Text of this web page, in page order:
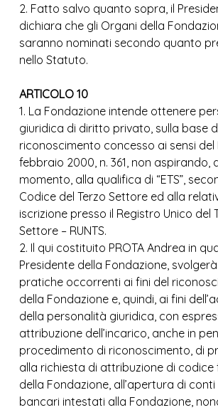
2. Fatto salvo quanto sopra, il
dichiara che gli Organi della
saranno nominati secondo quanto
nello Statuto.
ARTICOLO 10
1. La Fondazione intende ottenere
giuridica di diritto privato, sulla base
riconoscimento concesso ai sensi del
febbraio 2000, n. 361, non aspirando,
momento, alla qualifica di “ETS”,
Codice del Terzo Settore ed alla
iscrizione presso il Registro Unico del
Settore – RUNTS.
2. Il qui costituito PROTA Andrea in
Presidente della Fondazione,
pratiche occorrenti ai fini del
della Fondazione e, quindi, ai fini
della personalità giuridica, con
attribuzione dell’incarico, anche in
procedimento di riconoscimento, di
alla richiesta di attribuzione di codice
della Fondazione, all’apertura di
bancari intestati alla Fondazione,